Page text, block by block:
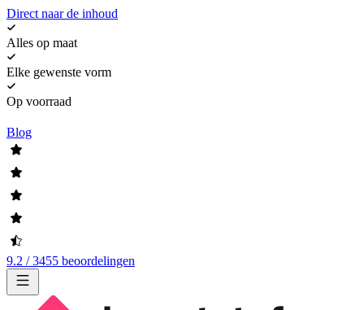
Direct naar de inhoud
Alles op maat
Elke gewenste vorm
Op voorraad
Blog
9.2 / 3455 beoordelingen